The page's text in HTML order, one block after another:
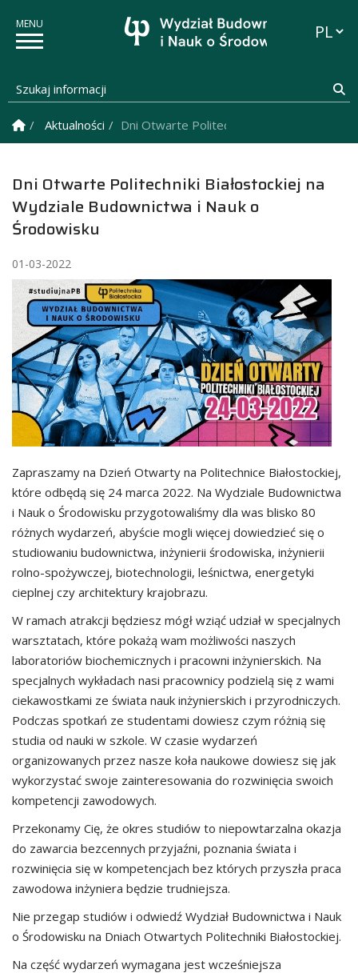
Szukaj informacji
Strona Główna
Aktualności Dni Otwarte Politechniki Białostockiej na
Dni Otwarte Politechniki Białostockiej na
Wydziale Budownictwa i Nauk o
Środowisku
01-03-2022
Zapraszamy na Dzień Otwarty na Politechnice Białostockiej,
które odbędą się 24 marca 2022. Na Wydziale Budownictwa
i Nauk o Środowisku przygotowaliśmy dla was blisko 80
różnych wydarzeń, abyście mogli więcej dowiedzieć się o
studiowaniu budownictwa, inżynierii środowiska, inżynierii
rolno-spożywczej, biotechnologii, leśnictwa, energetyki
cieplnej czy architektury krajobrazu.
W ramach atrakcji będziesz mógł wziąć udział w specjalnych
warsztatach, które pokażą wam możliwości naszych
laboratoriów biochemicznych i pracowni inżynierskich. Na
specjalnych wykładach nasi pracownicy podzielą się z wami
ciekawostkami ze świata nauk inżynierskich i przyrodniczych.
Podczas spotkań ze studentami dowiesz czym różnią się
studia od nauki w szkole. W czasie wydarzeń
organizowanych przez nasze koła naukowe dowiesz się jak
wykorzystać swoje zainteresowania do rozwinięcia swoich
kompetencji zawodowych.
Przekonamy Cię, że okres studiów to niepowtarzalna okazja
do zawarcia bezcennych przyjaźni, poznania świata i
rozwinięcia się w kompetencjach bez których przyszła praca
zawodowa inżyniera będzie trudniejsza.
Nie przegap studiów i odwiedź Wydział Budownictwa i Nauk
o Środowisku na Dniach Otwartych Politechniki Białostockiej.
Na część wydarzeń wymagana jest wcześniejsza